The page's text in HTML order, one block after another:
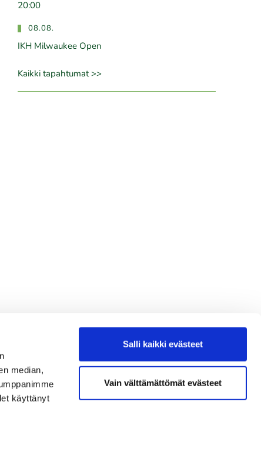
median,
käyttänyt
Salli kaikki evästeet
Vain välttämättömät evästeet
20:00
08.08.
IKH Milwaukee Open
Kaikki tapahtumat >>